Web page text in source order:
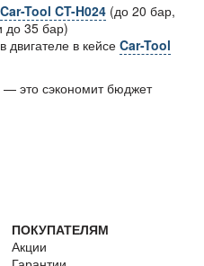
Car-Tool CT-H024 (до 20 бар,
35 бар)
двигателе в кейсе Car-Tool
— это сэкономит бюджет
ПОКУПАТЕЛЯМ
Акции